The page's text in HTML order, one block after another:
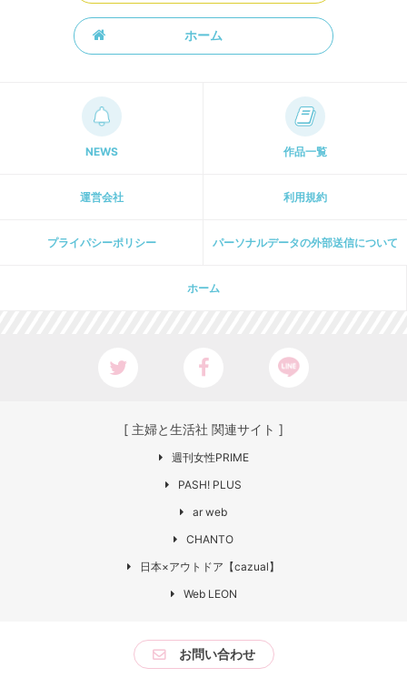
ホーム
NEWS 作品一覧
運営会社 利用規約
プライパシーポリシー パーソナルデータの外部送信について
ホーム
[ 主婦と生活社 関連サイト ]
週刊女性PRIME
PASH! PLUS
ar web
CHANTO
日本×アウトドア【cazual】
Web LEON
お問い合わせ